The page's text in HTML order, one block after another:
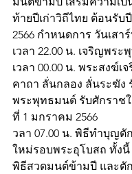
ท้ายปีเก่าวิถีไทย ต้อนรับ
2566 กำหนดการ วันเสา
เวลา 22.00 น. เจริญพร
เวลา 00.00 น. พระสงฆ์
คาถา ลั่นกลอง ลั่นระฆัง
พระพุทธมนต์ รับศักราช
ที่ 1 มกราคม 2566
วลา 07.00 น. พิธีทำบุญ
ใหม่รอบพระอุโบสถ ทั้ง
พิธีสวดมนต์ข้ามปี และตั